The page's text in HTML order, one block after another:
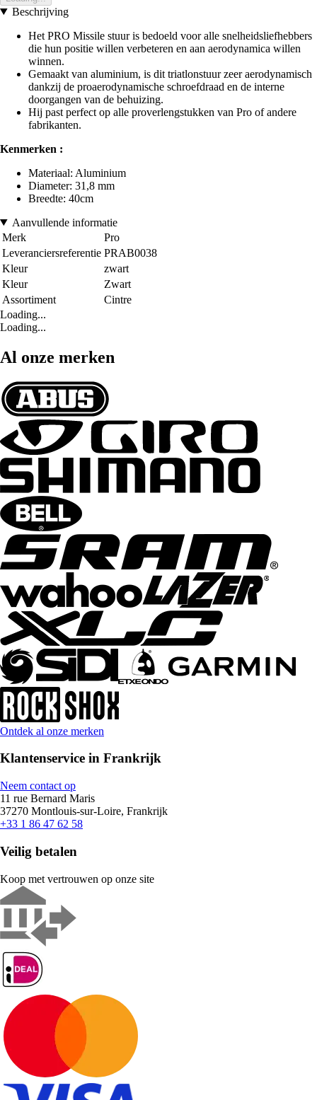
Beschrijving
Het PRO Missile stuur is bedoeld voor alle snelheidsliefhebbers
die hun positie willen verbeteren en aan aerodynamica willen
winnen.
Gemaakt van aluminium, is dit triatlonstuur zeer aerodynamisch
dankzij de proaerodynamische schroefdraad en de interne
doorgangen van de behuizing.
Hij past perfect op alle proverlengstukken van Pro of andere
fabrikanten.
Kenmerken :
Materiaal: Aluminium
Diameter: 31,8 mm
Breedte: 40cm
Aanvullende informatie
Merk
Pro
Leveranciersreferentie PRAB0038
Kleur
zwart
Kleur
Zwart
Assortiment
Cintre
Loading...
Loading...
Al onze merken
Ontdek al onze merken
Klantenservice in Frankrijk
Neem contact op
11 rue Bernard Maris
37270 Montlouis-sur-Loire, Frankrijk
+33 1 86 47 62 58
Veilig betalen
Koop met vertrouwen op onze site